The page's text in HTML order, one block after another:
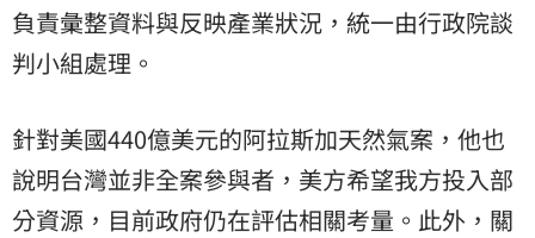
負責彙整資料與反映產業狀況，統一由行政院談
判小組處理。
針對美國440億美元的阿拉斯加天然氣案，他也
說明台灣並非全案參與者，美方希望我方投入部
分資源，目前政府仍在評估相關考量。此外，關